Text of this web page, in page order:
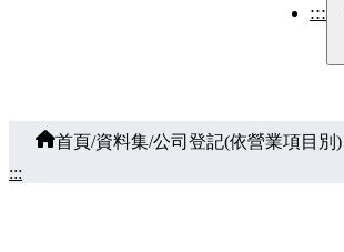
:::
首頁/資料集/公司登記(依營業項目別
:::